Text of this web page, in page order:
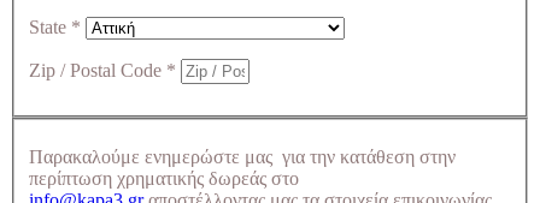
State *
Zip / Postal Code *
Παρακαλούμε ενημερώστε μας για την κατάθεση στην
περίπτωση χρηματικής δωρεάς στο